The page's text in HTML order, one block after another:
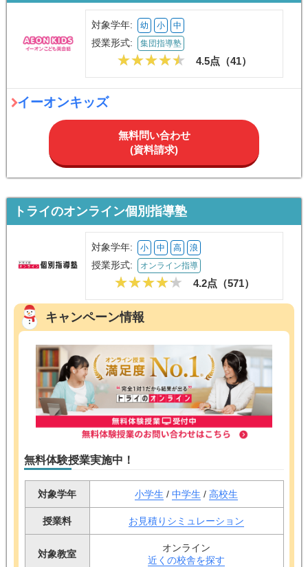
対象学年: 幼 小 中
授業形式: 集団指導塾
4.5点（41）
イーオンキッズ
無料問い合わせ
(資料請求)
トライのオンライン個別指導塾
対象学年: 小 中 高 浪
授業形式: オンライン指導
4.2点（571）
キャンペーン情報
無料体験授業実施中！
対象学年 小学生 / 中学生 / 高校生
授業料 お見積りシミュレーション
対象教室
オンライン
近くの校舎を探す